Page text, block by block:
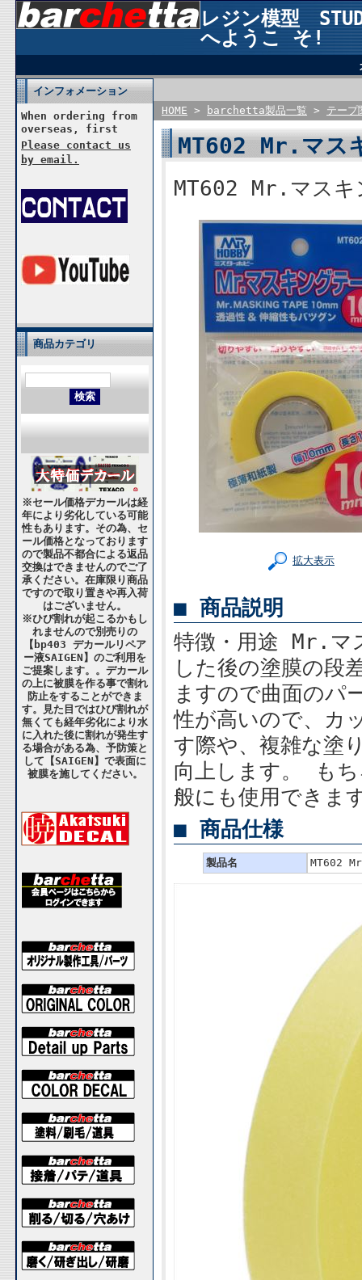
レジン模型
へようこ そ!
インフォメーション
When ordering from
overseas, first
Please contact us
by email.
商品カテゴリ
※セール価格デカールは経
年により劣化している可能
性もあります。その為、セ
ール価格となっております
ので製品不都合による返品
交換はできませんのでご了
承ください。在庫限り商品
ですので取り置きや再入荷
はございません。
※ひび割れが起こるかもし
れませんので別売りの
【bp403 デカールリペア
ー液SAIGEN】のご利用を
ご提案します。。デカール
の上に被膜を作る事で割れ
防止をすることができま
す。見た目ではひび割れが
無くても経年劣化により水
に入れた後に割れが発生す
る場合がある為、予防策と
して【SAIGEN】で表面に
被膜を施してください。
HOME > barchetta製品一覧 > テープ
MT602 Mr.マス
MT602 Mr.マスキ
拡大表示
■ 商品説明
特徴・用途 Mr.マ
した後の塗膜の段
ますので曲面のパ
性が高いので、カ
す際や、複雑な塗
向上します。 もち
般にも使用できま
■ 商品仕様
製品名 MT602